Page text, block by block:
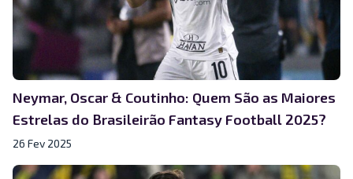
Neymar, Oscar & Coutinho: Quem São as Maiores
Estrelas do Brasileirão Fantasy Football 2025?
26 Fev 2025